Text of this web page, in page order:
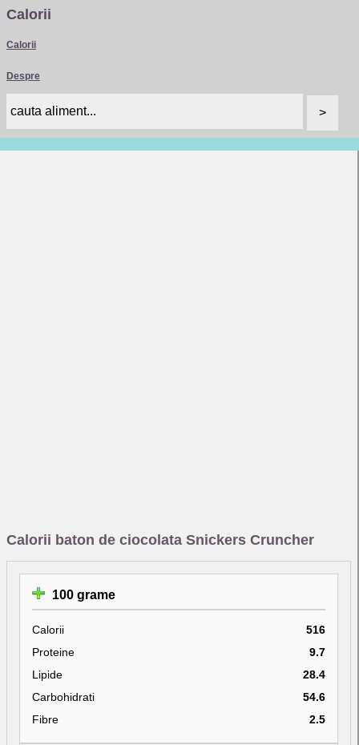
Calorii
Calorii
Despre
Calorii baton de ciocolata Snickers Cruncher
100 grame
Calorii
516
Proteine
9.7
Lipide
28.4
Carbohidrati
54.6
Fibre
2.5